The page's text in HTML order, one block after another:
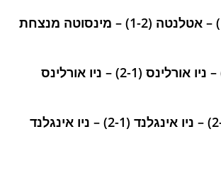
*מינסוטה (1-2) – אטלנטה (1-2) – מינסוטה מנצחת
* דאלאס (1-2) – ניו אורלינס (2-1) – ניו אורלינס
*קנזס סיטי (2-1) – ניו אינגלנד (2-1) – ניו אינגלנד